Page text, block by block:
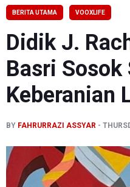
BRIN
KPK
BERITA UTAMA VOOXLIFE
Didik J.
Basri Sosok
Keberanian
BY FAHRURRAZI ASSYAR